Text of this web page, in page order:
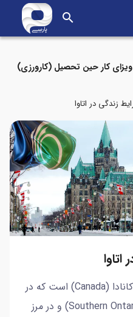
search
کار حین تحصیل (کارورزی)
زندگی در اتاوا
اتاوا (Ottawa) پایتخت کشور کانادا (Canada) است که در
بخش شرقی انتاریو جنوبی (Southern Ontario) و در مرز